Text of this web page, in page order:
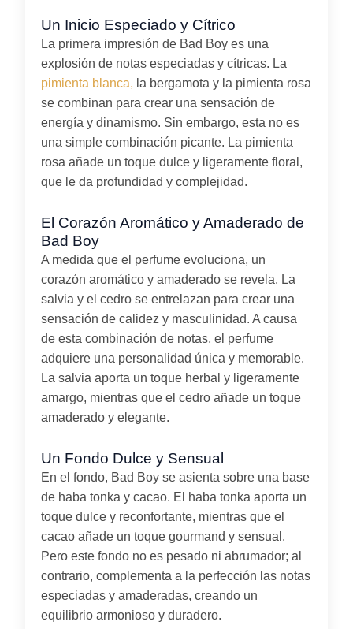
Un Inicio Especiado y Cítrico
La primera impresión de Bad Boy es una
explosión de notas especiadas y cítricas. La
pimienta blanca, la bergamota y la pimienta rosa
se combinan para crear una sensación de
energía y dinamismo. Sin embargo, esta no es
una simple combinación picante. La pimienta
rosa añade un toque dulce y ligeramente floral,
que le da profundidad y complejidad.
El Corazón Aromático y Amaderado de
Bad Boy
A medida que el perfume evoluciona, un
corazón aromático y amaderado se revela. La
salvia y el cedro se entrelazan para crear una
sensación de calidez y masculinidad. A causa
de esta combinación de notas, el perfume
adquiere una personalidad única y memorable.
La salvia aporta un toque herbal y ligeramente
amargo, mientras que el cedro añade un toque
amaderado y elegante.
Un Fondo Dulce y Sensual
En el fondo, Bad Boy se asienta sobre una base
de haba tonka y cacao. El haba tonka aporta un
toque dulce y reconfortante, mientras que el
cacao añade un toque gourmand y sensual.
Pero este fondo no es pesado ni abrumador; al
contrario, complementa a la perfección las notas
especiadas y amaderadas, creando un
equilibrio armonioso y duradero.